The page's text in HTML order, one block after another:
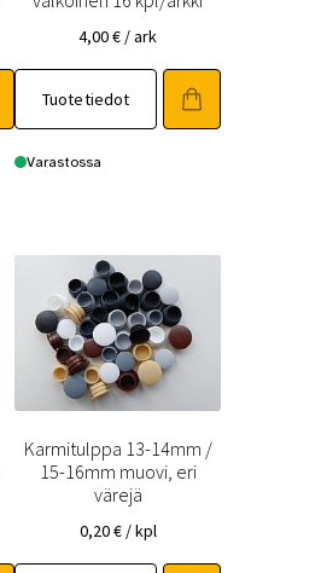
4,00€ / ark
Tuotetiedot
Varastossa
Karmitulppa 13-14mm /
15-16mm muovi, eri
värejä
0,20€ / kpl